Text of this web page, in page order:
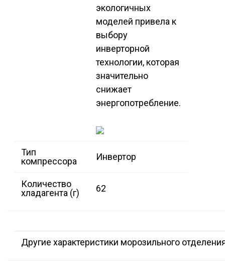
экологичных
моделей привела к
выбору
инверторной
технологии, которая
значительно
снижает
энергопотребление.
Тип
компрессора
Инвертор
Количество
хладагента (г)
62
Другие характеристики морозильного